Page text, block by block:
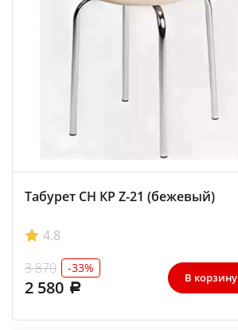
Табурет СН КР Z-21 (бежевый)
4.8
3 870
-33%
2 580 В корзину